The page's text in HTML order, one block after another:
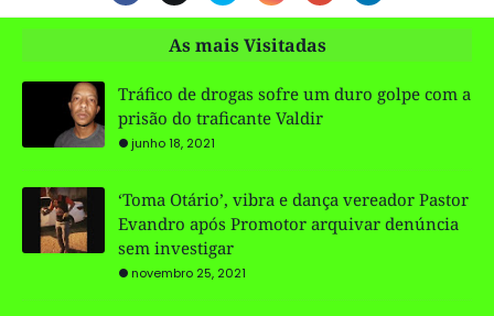
As mais Visitadas
Tráfico de drogas sofre um duro golpe com a
prisão do traficante Valdir
junho 18, 2021
‘Toma Otário’, vibra e dança vereador Pastor
Evandro após Promotor arquivar denúncia
sem investigar
novembro 25, 2021